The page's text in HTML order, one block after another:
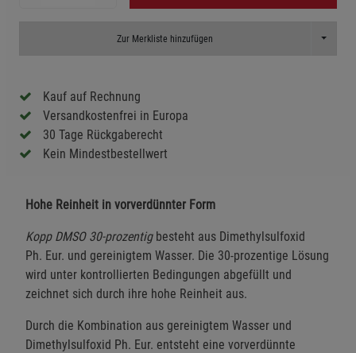
Zur Merkliste hinzufügen Toggle
Kauf auf Rechnung
Versandkostenfrei in Europa
30 Tage Rückgaberecht
Kein Mindestbestellwert
Hohe Reinheit in vorverdünnter Form
Kopp DMSO 30-prozentigbesteht aus Dimethylsulfoxid
Ph. Eur. und gereinigtem Wasser. Die 30-prozentige Lösung
wird unter kontrollierten Bedingungen abgefüllt und
zeichnet sich durch ihre hohe Reinheit aus.
Durch die Kombination aus gereinigtem Wasser und
Dimethylsulfoxid Ph. Eur. entsteht eine vorverdünnte